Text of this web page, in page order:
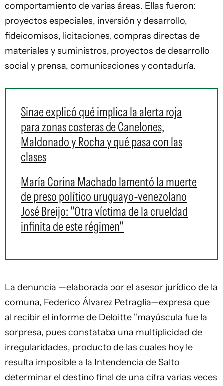
comportamiento de varias áreas. Ellas fueron:
proyectos especiales, inversión y desarrollo,
fideicomisos, licitaciones, compras directas de
materiales y suministros, proyectos de desarrollo
social y prensa, comunicaciones y contaduría.
Sinae explicó qué implica la alerta roja
para zonas costeras de Canelones,
Maldonado y Rocha y qué pasa con las
clases
María Corina Machado lamentó la muerte
de preso político uruguayo-venezolano
José Breijo: "Otra víctima de la crueldad
infinita de este régimen"
La denuncia —elaborada por el asesor jurídico de la
comuna, Federico Álvarez Petraglia—expresa que
al recibir el informe de Deloitte "mayúscula fue la
sorpresa, pues constataba una multiplicidad de
irregularidades, producto de las cuales hoy le
resulta imposible a la Intendencia de Salto
determinar el destino final de una cifra varias veces